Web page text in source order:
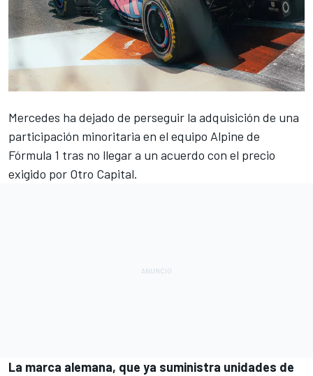
Mercedes ha dejado de perseguir la adquisición de una
participación minoritaria en el equipo Alpine de
Fórmula 1 tras no llegar a un acuerdo con el precio
exigido por Otro Capital.
La marca alemana, que ya suministra unidades de